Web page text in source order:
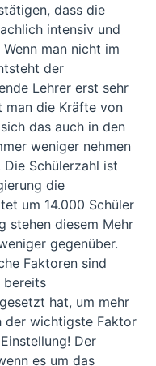
dass die
intensiv und
man nicht im
der
Lehrer erst sehr
man die Kräfte von
das auch in den
weniger nehmen
Schülerzahl ist
die
um 14.000 Schüler
stehen diesem Mehr
gegenüber.
Faktoren sind
bereits
hat, um mehr
der wichtigste Faktor
Der
es um das